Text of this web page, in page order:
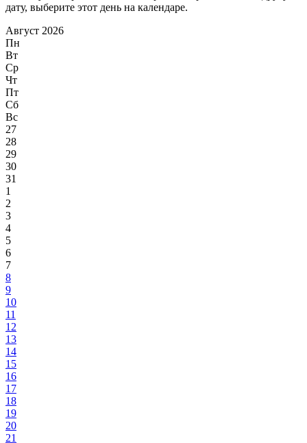
дату, выберите этот день на календаре.
Август 2026
Пн
Вт
Ср
Чт
Пт
Сб
Вс
27
28
29
30
31
1
2
3
4
5
6
7
8
9
10
11
12
13
14
15
16
17
18
19
20
21